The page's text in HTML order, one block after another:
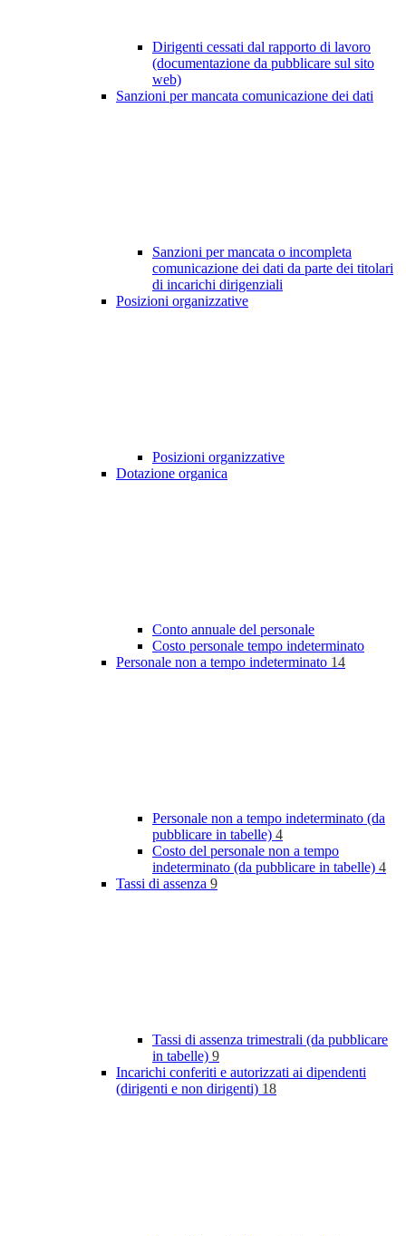
Dirigenti cessati dal rapporto di lavoro
(documentazione da pubblicare sul sito
web)
Sanzioni per mancata comunicazione dei dati
Sanzioni per mancata o incompleta
comunicazione dei dati da parte dei titolari
di incarichi dirigenziali
Posizioni organizzative
Posizioni organizzative
Dotazione organica
Conto annuale del personale
Costo personale tempo indeterminato
Personale non a tempo indeterminato 14
Personale non a tempo indeterminato (da
pubblicare in tabelle) 4
Costo del personale non a tempo
indeterminato (da pubblicare in tabelle) 4
Tassi di assenza 9
Tassi di assenza trimestrali (da pubblicare
in tabelle) 9
Incarichi conferiti e autorizzati ai dipendenti
(dirigenti e non dirigenti) 18